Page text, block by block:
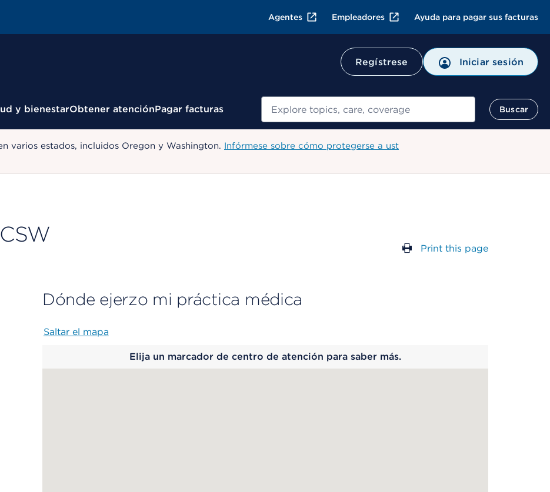
Agentes Empleadores Ayuda para pagar sus facturas
Regístrese Iniciar sesión
y bienestarObtener atenciónPagar facturas Buscar
Buscar
varios estados, incluidos Oregon y Washington. Infórmese sobre cómo protegerse a ust
Print this page
Dónde ejerzo mi práctica médica
Saltar el mapa
Elija un marcador de centro de atención para saber más.